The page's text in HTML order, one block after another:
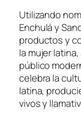
Utilizando
Enchuláy
productos y
la mujer
público
celebra la
latina,
vivos y